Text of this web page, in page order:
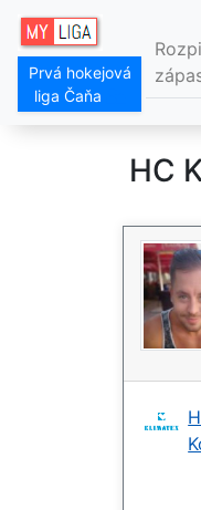
Prvá hokejová
liga Čaňa
HC